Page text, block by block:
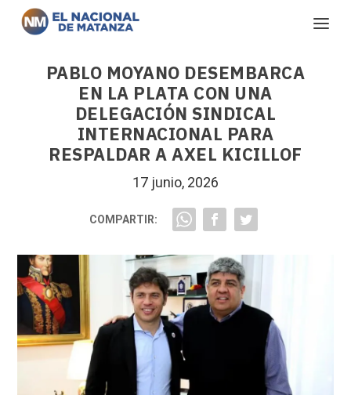
PABLO MOYANO DESEMBARCA
EN LA PLATA CON UNA
DELEGACIÓN SINDICAL
INTERNACIONAL PARA
RESPALDAR A AXEL KICILLOF
17 junio, 2026
COMPARTIR: